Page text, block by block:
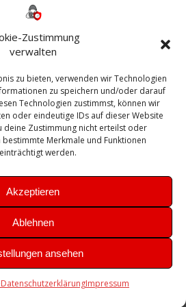
Zustimmung
verwalten
zu bieten, verwenden wir Technologien
zu speichern und/oder darauf
Technologien zustimmst, können wir
oder eindeutige IDs auf dieser Website
deine Zustimmung nicht erteilst oder
bestimmte Merkmale und Funktionen
werden.
Akzeptieren
Ablehnen
ansehen
DatenschutzerklärungImpressum
firewall Fritzbox
Microsoft
Server Sicherheit
Sophos SSL Ubuntu
UTM VCenter VCSA Veeam
WAZUH Windows
Zertifikat
Theme